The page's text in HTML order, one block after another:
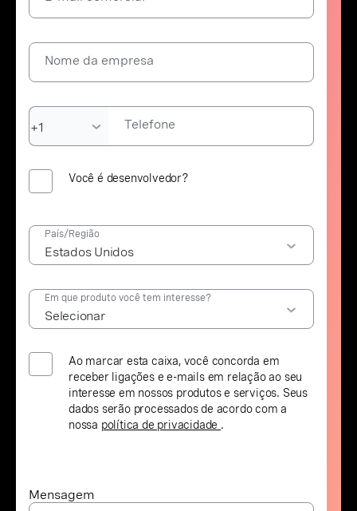
Nome da empresa
Telefone
Você é desenvolvedor?
País/Região
Em que produto você tem interesse?
Ao marcar esta caixa, você concorda em
receber ligações e e-mails em relação ao seu
interesse em nossos produtos e serviços. Seus
dados serão processados de acordo com a
nossa política de privacidade .
Mensagem